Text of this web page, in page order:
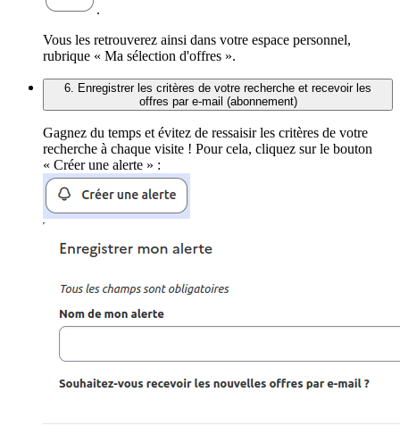
.
Vous les retrouverez ainsi dans votre espace personnel,
rubrique « Ma sélection d'offres ».
6. Enregistrer les critères de votre recherche et recevoir les
offres par e-mail (abonnement)
Gagnez du temps et évitez de ressaisir les critères de votre
recherche à chaque visite ! Pour cela, cliquez sur le bouton
« Créer une alerte » :